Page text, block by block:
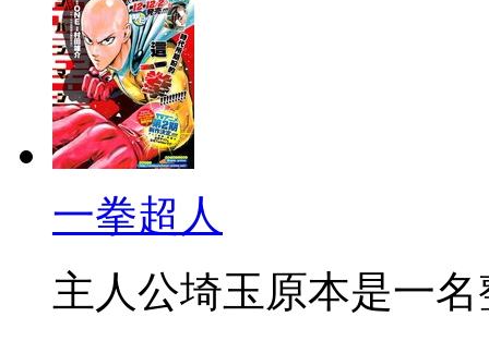
一拳超人
主人公埼玉原本是一名